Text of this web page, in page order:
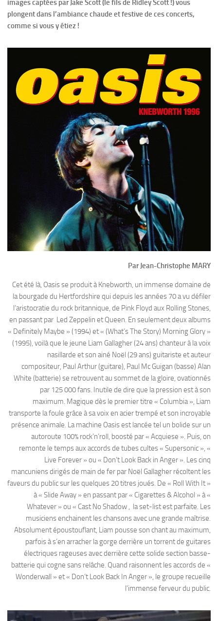
images captées par Jake Scott (le fils de Ridley Scott !) vous
plongent dans l’ambiance chaude et festive de ces concerts,
comme si vous y étiez !
Par Jean-Christophe MARY
Cet été là, Oasis se produit à Knebworth, un immense domaine de
la bourgade du Hertfordshire qui depuis les années 70 a vu défiler
l’aristocratie du rock britannique, de Pink Floyd aux Rolling Stones,
en passant par Led Zeppelin et Queen. En seulement deux albums
« Definitely Maybe » (1994) et « (What’s The Story) Morning Glory »
(1995), voilà que le jeune Liam Gallagher (24 ans) chanteur à la voix
nasillarde et son ainé Noël (29 ans) guitariste et auteur
compositeur, Paul Arthur (guitare), Paul Mc Guigan (basse) Alan
White (batterie) se retrouvent au sommet de la gloire, ovationnés
par 125 000 fans. Inutile de dire que la pression est à son
maximum. Magique dès le premier titre « Columbia », Liam
transporte la foule grâce à sa voix en acier trempé et son incroyable
présence animale. La machine Oasis est lancée tel un bolide sur un
autoroute 100% rock’n’roll, boosté par « Acquiese ». Puis, on
remonte le temps aux accords de tubes cultes « Supersonic », «
Live Forever » ou « Don’t Look Back in Anger ». Les cinq
mancuniens dirigés de main de fer par Noël Gallagher récoltent les
faveurs du public sur les quelques 20 titres joués. De « Roll With It »
à « Slide Away » en passant par « Cigarettes & Alcohol » à «
Whatever » ou « Cast No Shadow , la set-list est parfaite. Les
musiciens enchainent les chansons avec une grande maîtrise.
Absolument époustouflant, Liam pousse son chant au maximum,
parfois à s’en arracher la gorge derrière un torrent de guitares
électriques rageuses avec derrière cette solide section basse-
batterie qui cogne sans relâche. Quand raisonnent les accords de «
Wonderwall » et « Don’t Look Back In Anger », le groupe recueille
l’immense ferveur du public.